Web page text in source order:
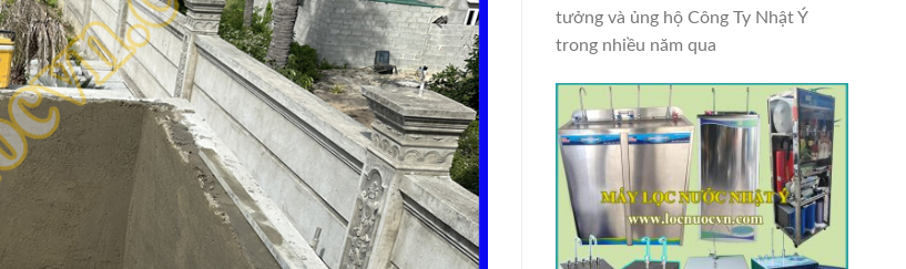
tưởng và ủng hộ Công Ty Nhật Ý
trong nhiều năm qua